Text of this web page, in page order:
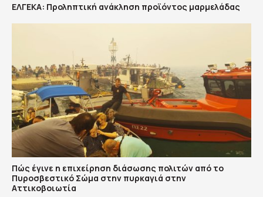
ΕΛΓΕΚΑ: Προληπτική ανάκληση προϊόντος μαρμελάδας
Πώς έγινε η επιχείρηση διάσωσης πολιτών από το
Πυροσβεστικό Σώμα στην πυρκαγιά στην
Αττικοβοιωτία